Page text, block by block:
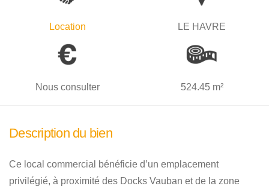
Location LE HAVRE
Nous consulter 524.45 m²
Description du bien
Ce local commercial bénéficie d’un emplacement
privilégié, à proximité des Docks Vauban et de la zone